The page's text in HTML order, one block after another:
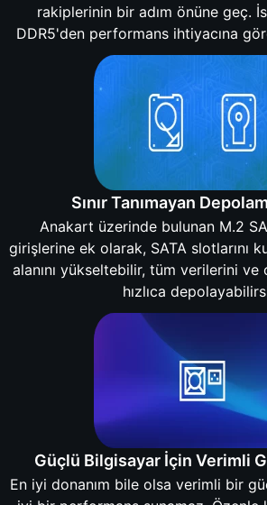
rakiplerinin bir adım önüne geç.
DDR5'den performans ihtiyacına
Sınır Tanımayan
Anakart üzerinde bulunan M.2
girişlerine ek olarak, SATA slotlarını
alanını yükseltebilir, tüm verilerini ve
hızlıca
Güçlü Bilgisayar İçin Verimli
En iyi donanım bile olsa verimli bir